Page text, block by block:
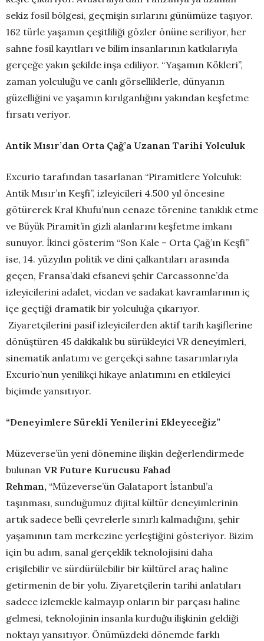
sekiz fosil bölgesi, geçmişin sırlarını günümüze taşıyor.
162 türle yaşamın çeşitliliği gözler önüne seriliyor, her
sahne fosil kayıtları ve bilim insanlarının katkılarıyla
gerçeğe yakın şekilde inşa ediliyor. “Yaşamın Kökleri”,
zaman yolculuğu ve canlı görselliklerle, dünyanın
güzelliğini ve yaşamın kırılganlığını yakından keşfetme
fırsatı veriyor.
Antik Mısır’dan Orta Çağ’a Uzanan Tarihi Yolculuk
Excurio tarafından tasarlanan “Piramitlere Yolculuk:
Antik Mısır’ın Keşfi”, izleyicileri 4.500 yıl öncesine
götürerek Kral Khufu’nun cenaze törenine tanıklık etme
ve Büyük Piramit’in gizli alanlarını keşfetme imkanı
sunuyor. İkinci gösterim “Son Kale – Orta Çağ’ın Keşfi”
ise, 14. yüzyılın politik ve dini çalkantıları arasında
geçen, Fransa’daki efsanevi şehir Carcassonne’da
izleyicilerini adalet, vicdan ve sadakat kavramlarının iç
içe geçtiği dramatik bir yolculuğa çıkarıyor.
Ziyaretçilerini pasif izleyicilerden aktif tarih kaşiflerine
dönüştüren 45 dakikalık bu sürükleyici VR deneyimleri,
sinematik anlatımı ve gerçekçi sahne tasarımlarıyla
Excurio’nun yenilikçi hikaye anlatımını en etkileyici
biçimde yansıtıyor.
“Deneyimlere Sürekli Yenilerini Ekleyeceğiz”
Müzeverse’ün yeni dönemine ilişkin değerlendirmede
bulunan VR Future Kurucusu Fahad
Rehman, “Müzeverse’ün Galataport İstanbul’a
taşınması, sunduğumuz dijital kültür deneyimlerinin
artık sadece belli çevrelerle sınırlı kalmadığını, şehir
yaşamının tam merkezine yerleştiğini gösteriyor. Bizim
için bu adım, sanal gerçeklik teknolojisini daha
erişilebilir ve sürdürülebilir bir kültürel araç haline
getirmenin de bir yolu. Ziyaretçilerin tarihi anlatıları
sadece izlemekle kalmayıp onların bir parçası haline
gelmesi, teknolojinin insanla kurduğu ilişkinin geldiği
noktayı yansıtıyor. Önümüzdeki dönemde farklı